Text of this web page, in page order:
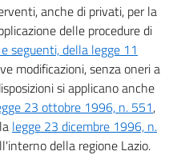
anche di privati, per la
delle procedure di
seguenti, della legge 11
modificazioni, senza oneri a
si applicano anche
23 ottobre 1996, n. 551,
legge 23 dicembre 1996, n.
della regione Lazio.